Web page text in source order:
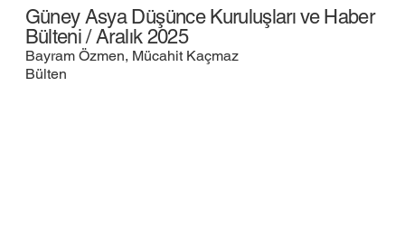
Güney Asya Düşünce Kuruluşları ve Haber
Bülteni / Aralık 2025
Bayram Özmen, Mücahit Kaçmaz
Bülten